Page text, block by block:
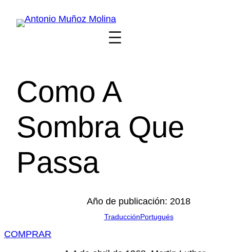
Como A
Sombra Que
Passa
COMPRAR
Año de publicación: 2018
TraducciónPortugués